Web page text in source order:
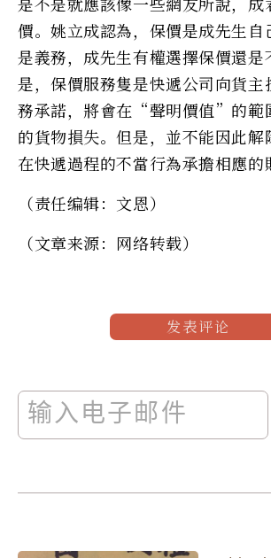
價。姚立成認為，保價是成先生自
是義務，成先生有權選擇保價還是
是，保價服務隻是快遞公司向貨主
務承諾，將會在“聲明價值”的範
的貨物損失。但是，並不能因此解
在快遞過程的不當行為承擔相應的
（责任编辑：文恩）
（文章来源：网络转载）
发表评论